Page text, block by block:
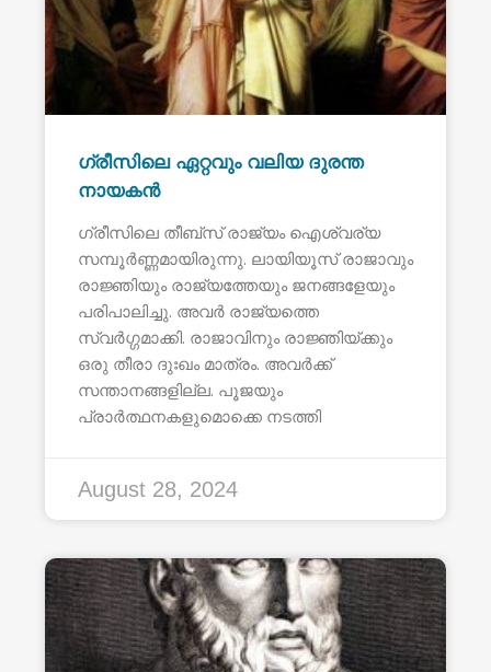
ഗ്രീസിലെ ഏറ്റവും വലിയ ദുരന്ത
നായകൻ
ഗ്രീസിലെ തീബ്സ് രാജ്യം ഐശ്വര്യ
സമ്പൂർണ്ണമായിരുന്നു. ലായിയൂസ് രാജാവും
രാജ്ഞിയും രാജ്യത്തേയും ജനങ്ങളേയും
പരിപാലിച്ചു. അവർ രാജ്യത്തെ
സ്വർഗ്ഗമാക്കി. രാജാവിനും രാജ്ഞിയ്ക്കും
ഒരു തീരാ ദുഃഖം മാത്രം. അവർക്ക്
സന്താനങ്ങളില്ല. പൂജയും
പ്രാർത്ഥനകളുമൊക്കെ നടത്തി
August 28, 2024